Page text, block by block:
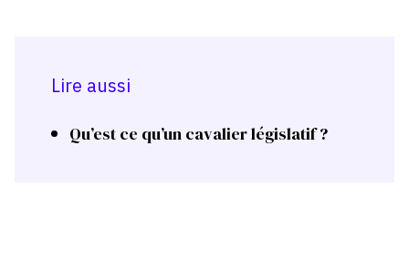
Lire aussi
Qu’est ce qu’un cavalier législatif ?